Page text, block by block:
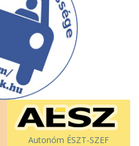
Autonóm ÉSZT-SZEF